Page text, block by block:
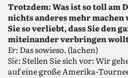
Trotzdem: Was ist so toll am
nichts anderes mehr
Sie so verliebt, dass Sie den
miteinander verbringen
Er: Das sowieso. (lachen)
Sie: Stellen Sie sich vor: Wir
auf eine große Amerika-